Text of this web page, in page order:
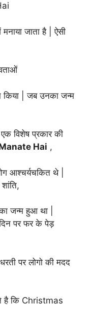
जाता है | ऐसी
किया | जब उनका जन्म
विशेष प्रकार की
Hai ,
आश्चर्यचकित थे |
जन्म हुआ था |
पर फर के पेड़
पर लोगो की मदद
है कि Christmas